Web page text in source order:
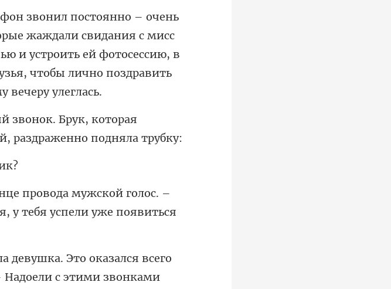
ждали свидания с мисс
и устроить ей фотосессию, в
ок. Брук, которая
ужской голос. –
я всего
с этими